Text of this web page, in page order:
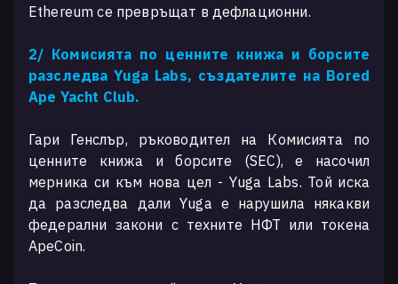
Ethereum се превръщат в дефлационни.
2/ Комисията по ценните книжа и борсите
разследва Yuga Labs, създателите на Bored
Ape Yacht Club.
Гари Генслър, ръководител на Комисията по
ценните книжа и борсите (SEC), е насочил
мерника си към нова цел - Yuga Labs. Той иска
да разследва дали Yuga е нарушила някакви
федерални закони с техните НФТ или токена
ApeCoin.